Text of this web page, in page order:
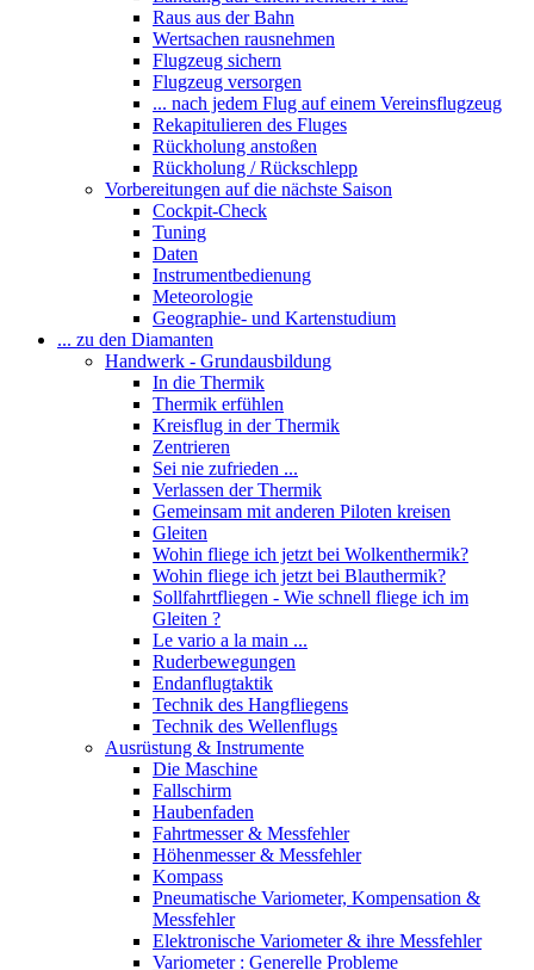
Raus aus der Bahn
Wertsachen rausnehmen
Flugzeug sichern
Flugzeug versorgen
... nach jedem Flug auf einem Vereinsflugzeug
Rekapitulieren des Fluges
Rückholung anstoßen
Rückholung / Rückschlepp
Vorbereitungen auf die nächste Saison
Cockpit-Check
Tuning
Daten
Instrumentbedienung
Meteorologie
Geographie- und Kartenstudium
... zu den Diamanten
Handwerk - Grundausbildung
In die Thermik
Thermik erfühlen
Kreisflug in der Thermik
Zentrieren
Sei nie zufrieden ...
Verlassen der Thermik
Gemeinsam mit anderen Piloten kreisen
Gleiten
Wohin fliege ich jetzt bei Wolkenthermik?
Wohin fliege ich jetzt bei Blauthermik?
Sollfahrtfliegen - Wie schnell fliege ich im
Gleiten ?
Le vario a la main ...
Ruderbewegungen
Endanflugtaktik
Technik des Hangfliegens
Technik des Wellenflugs
Ausrüstung & Instrumente
Die Maschine
Fallschirm
Haubenfaden
Fahrtmesser & Messfehler
Höhenmesser & Messfehler
Kompass
Pneumatische Variometer, Kompensation &
Messfehler
Elektronische Variometer & ihre Messfehler
Variometer : Generelle Probleme